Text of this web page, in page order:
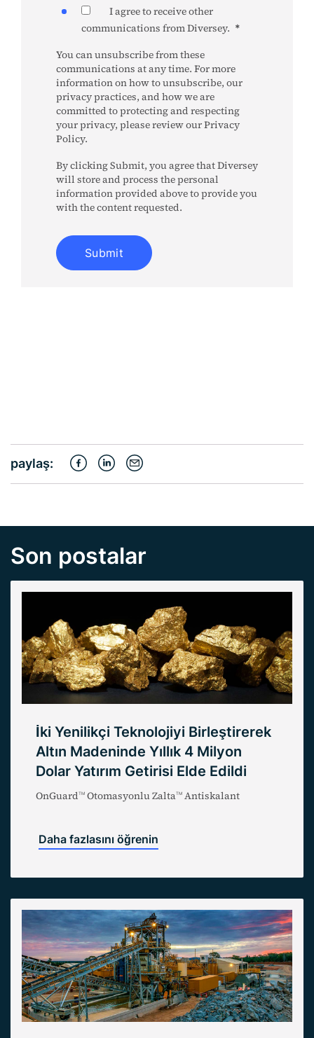
I agree to receive other
communications from Diversey. *
You can unsubscribe from these
communications at any time. For more
information on how to unsubscribe, our
privacy practices, and how we are
committed to protecting and respecting
your privacy, please review our Privacy
Policy.
By clicking Submit, you agree that Diversey
will store and process the personal
information provided above to provide you
with the content requested.
paylaş:
Son postalar
İki Yenilikçi Teknolojiyi Birleştirerek
Altın Madeninde Yıllık 4 Milyon
Dolar Yatırım Getirisi Elde Edildi
OnGuard TM Otomasyonlu Zalta TM Antiskalant
Daha fazlasını öğrenin